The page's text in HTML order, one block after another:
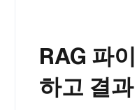
RAG 파
하고 결